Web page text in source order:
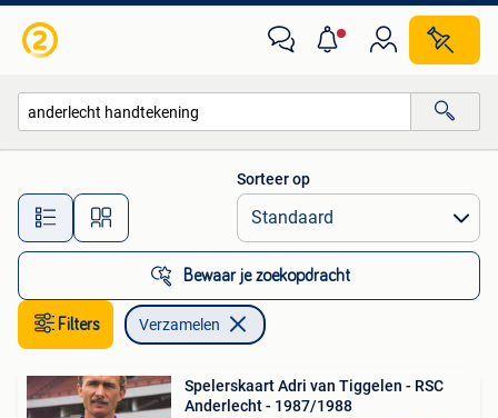
Alle afstanden…
Sorteer op
Bewaar je zoekopdracht
Filters Verzamelen
Spelerskaart Adri van Tiggelen - RSC
Anderlecht - 1987/1988